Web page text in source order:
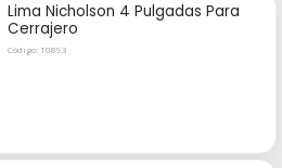
Lima Nicholson 4 Pulgadas Para
Cerrajero
Código: 10893